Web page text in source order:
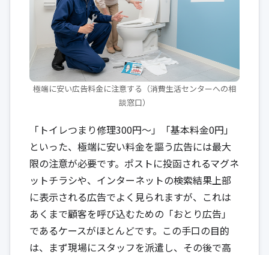
極端に安い広告料金に注意する（消費生活センターへの相
談窓口）
「トイレつまり修理300円～」「基本料金0円」
といった、極端に安い料金を謳う広告には最大
限の注意が必要です。ポストに投函されるマグネ
ットチラシや、インターネットの検索結果上部
に表示される広告でよく見られますが、これは
あくまで顧客を呼び込むための「おとり広告」
であるケースがほとんどです。この手口の目的
は、まず現場にスタッフを派遣し、その後で高